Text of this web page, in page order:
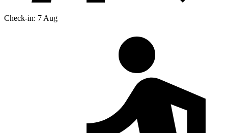
Check-in: 7 Aug